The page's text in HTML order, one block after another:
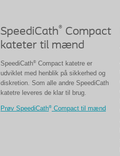
SpeediCath® Compact
kateter til mænd
SpeediCath® Compact katetre er
udviklet med henblik på sikkerhed og
diskretion. Som alle andre SpeediCath
katetre leveres de klar til brug.
Prøv SpeediCath® Compact til mænd